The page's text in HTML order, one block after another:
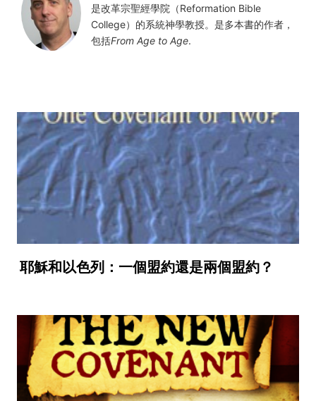
是改革宗聖經學院（Reformation Bible
College）的系統神學教授。是多本書的作者，
包括From Age to Age.
耶穌和以色列：一個盟約還是兩個盟約？